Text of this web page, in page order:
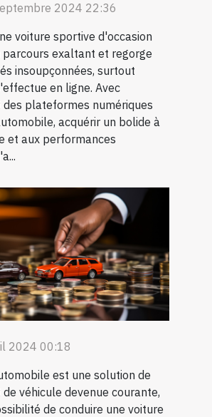
2024 22:36
voiture sportive d'occasion
exaltant et regorge
insoupçonnées, surtout
en ligne. Avec
plateformes numériques
acquérir un bolide à
et aux performances
2024 00:18
est une solution de
véhicule devenue courante,
de conduire une voiture